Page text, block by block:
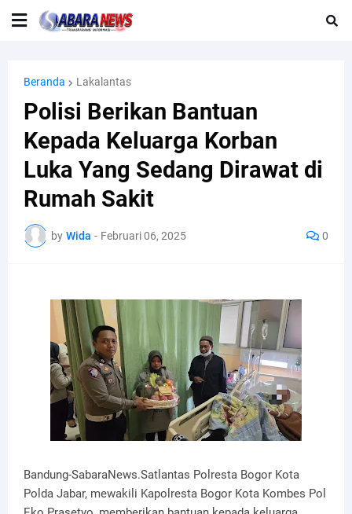
Beranda Lakalantas
Polisi Berikan Bantuan
Kepada Keluarga Korban
Luka Yang Sedang Dirawat di
Rumah Sakit
by Wida - Februari 06, 2025 0
Bandung-SabaraNews.Satlantas Polresta Bogor Kota
Polda Jabar, mewakili Kapolresta Bogor Kota Kombes Pol